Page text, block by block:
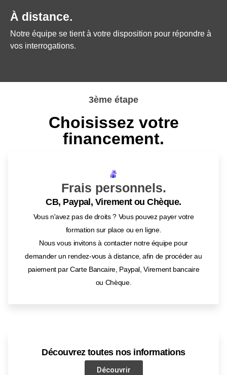
À distance.
Notre équipe se tient à votre disposition pour répondre à
vos interrogations.
3ème étape
Choisissez votre
financement.
Frais personnels.
CB, Paypal, Virement ou Chèque.
Vous n'avez pas de droits ? Vous pouvez payer votre
formation sur place ou en ligne.
Nous vous invitons à contacter notre équipe pour
demander un rendez-vous à distance, afin de procéder au
paiement par Carte Bancaire, Paypal, Virement bancaire
ou Chèque.
Découvrez toutes nos informations
Découvrir